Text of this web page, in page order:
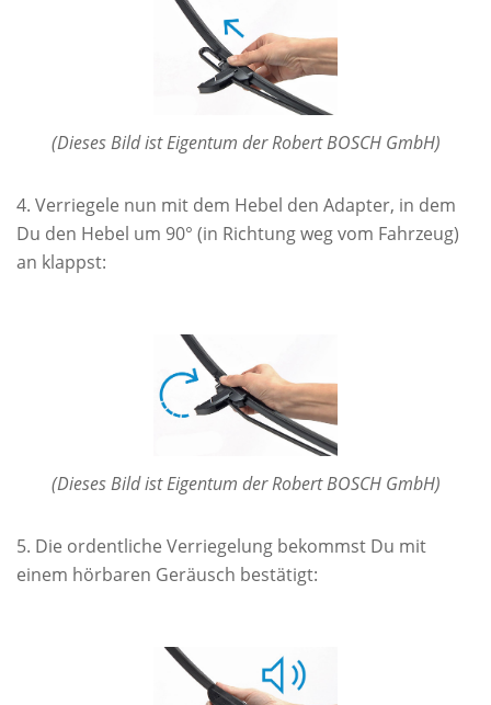
(Dieses Bild ist Eigentum der Robert BOSCH GmbH)
Verriegele nun mit dem Hebel den Adapter, in dem
Du den Hebel um 90° (in Richtung weg vom Fahrzeug)
an klappst:
(Dieses Bild ist Eigentum der Robert BOSCH GmbH)
Die ordentliche Verriegelung bekommst Du mit
einem hörbaren Geräusch bestätigt: